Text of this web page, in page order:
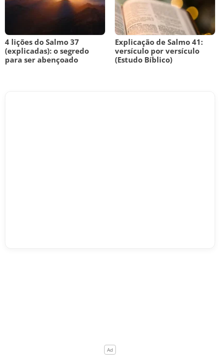
4 lições do Salmo 37
(explicadas): o segredo
para ser abençoado
Explicação de Salmo 41:
versículo por versículo
(Estudo Bíblico)